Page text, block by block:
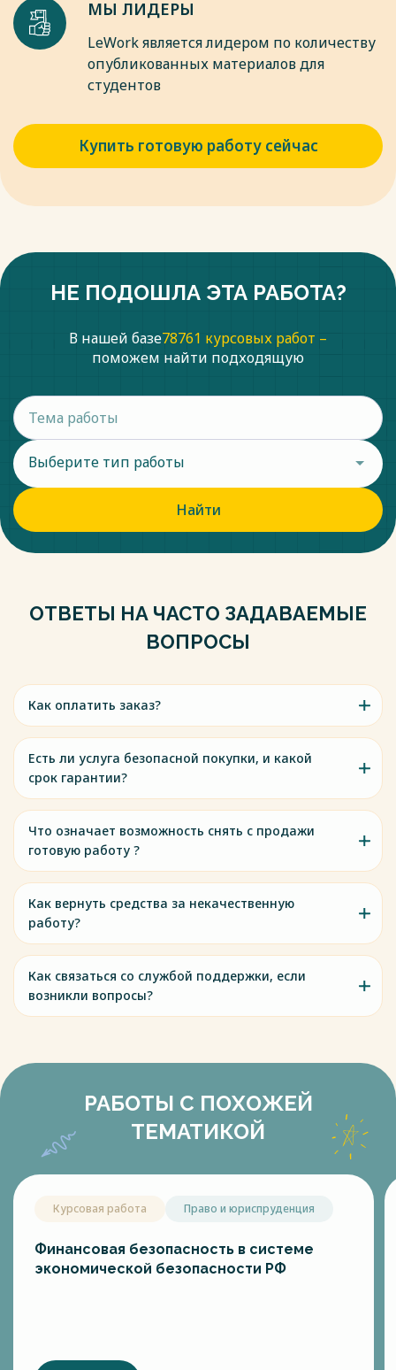
МЫ ЛИДЕРЫ
LeWork является лидером по количеству
опубликованных материалов для
студентов
Купить готовую работу сейчас
НЕ ПОДОШЛА ЭТА РАБОТА?
В нашей базе78761 курсовых работ –
поможем найти подходящую
Выберите тип работы
Найти
ОТВЕТЫ НА ЧАСТО ЗАДАВАЕМЫЕ
ВОПРОСЫ
Как оплатить заказ?
Есть ли услуга безопасной покупки, и какой
срок гарантии?
Что означает возможность снять с продажи
готовую работу ?
Как вернуть средства за некачественную
работу?
Как связаться со службой поддержки, если
возникли вопросы?
РАБОТЫ С ПОХОЖЕЙ
ТЕМАТИКОЙ
Курсовая работа Право и юриспруденция
Финансовая безопасность в системе
экономической безопасности РФ